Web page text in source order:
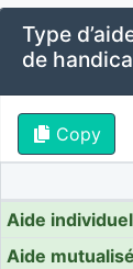
Type
de
Copy
Aide
Aide